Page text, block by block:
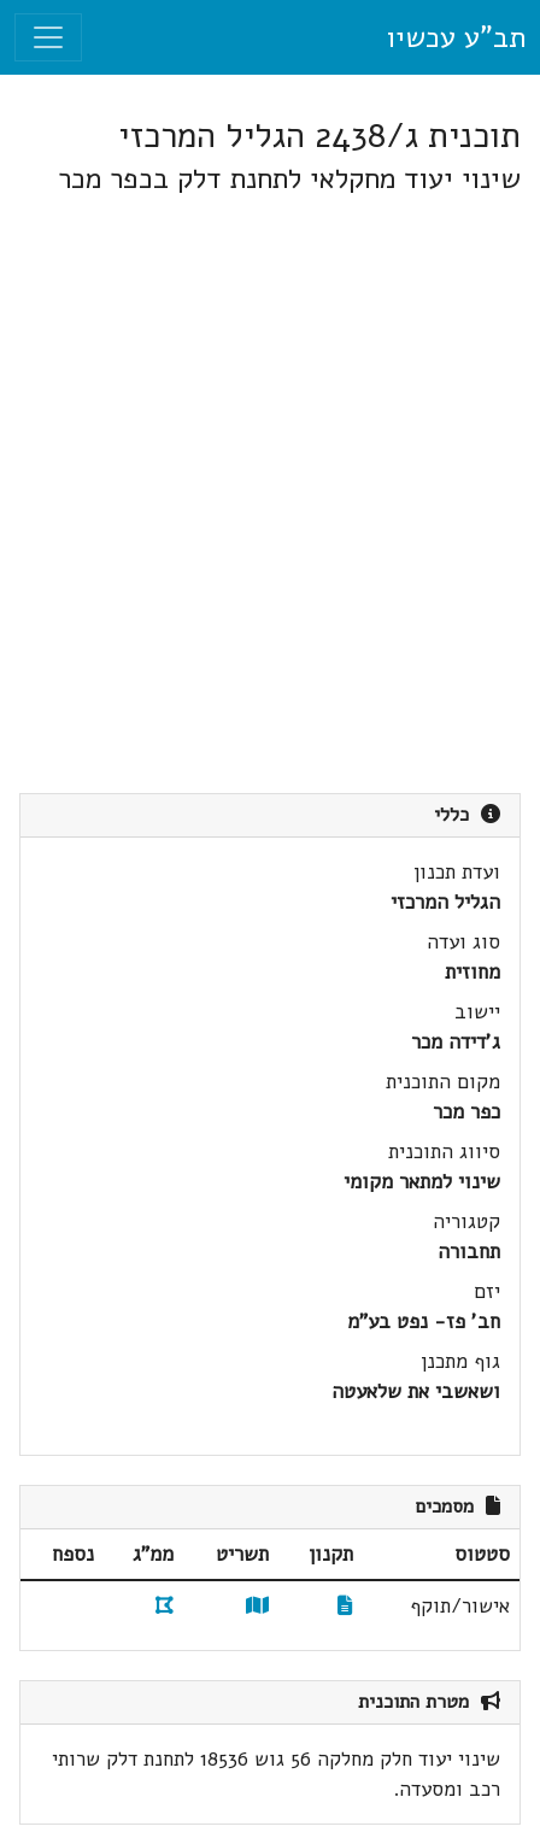
תב"ע עכשיו
תוכנית ג/2438 הגליל המרכזי
שינוי יעוד מחקלאי לתחנת דלק בכפר מכר
כללי
ועדת תכנון
הגליל המרכזי
סוג ועדה
מחוזית
יישוב
ג'דידה מכר
מקום התוכנית
כפר מכר
סיווג התוכנית
שינוי למתאר מקומי
קטגוריה
תחבורה
יזם
חב' פז- נפט בע"מ
גוף מתכנן
ושאשבי את שלאעטה
מסמכים
סטטוס תקנון תשריט ממ"ג
נספח
אישור/תוקף
מטרת התוכנית
שינוי יעוד חלק מחלקה 56 גוש 18536 לתחנת דלק שרותי
רכב ומסעדה.